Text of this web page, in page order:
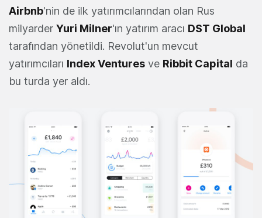
Airbnb'nin de ilk yatırımcılarından olan Rus
milyarder Yuri Milner'ın yatırım aracı DST Global
tarafından yönetildi. Revolut'un mevcut
yatırımcıları Index Ventures ve Ribbit Capital da
bu turda yer aldı.